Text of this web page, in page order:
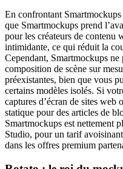
En confrontant
que Smartmockups prend
pour les créateurs de contenu
intimidante, ce qui réduit la
Cependant, Smartmockups
composition de scène sur
préexistantes, bien que vous
certains modèles isolés. Si
captures d’écran de sites web
statique pour des articles de
Smartmockups est nettement
Studio, pour un tarif
dans les offres premium